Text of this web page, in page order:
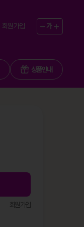
회원가입 가
상품안내
회원가입